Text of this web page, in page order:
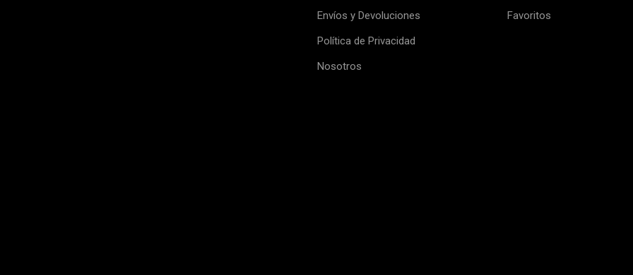
Envíos y Devoluciones
Política de Privacidad
Nosotros
Favoritos